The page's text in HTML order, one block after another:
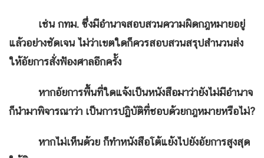
เช่น กทม. ซึ่งมีอำนาจสอบสวนความผิดกฎหมายอยู่
แล้วอย่างชัดเจน ไม่ว่าเขตใดก็ควรสอบสวนสรุปสำนวนส่ง
ให้อัยการสั่งฟ้องศาลอีกครั้ง
หากอัยการพื้นที่ใดแจ้งเป็นหนังสือมาว่ายังไม่มีอำนาจ
ก็นำมาพิจารณาว่า เป็นการปฏิบัติที่ชอบด้วยกฎหมายหรือไม่?
หากไม่เห็นด้วย ก็ทำหนังสือโต้แย้งไปยังอัยการสูงสุด